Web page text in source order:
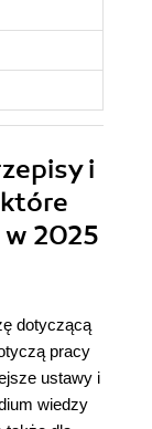
i
w 2025
dotyczącą
pracy
ustawy i
wiedzy